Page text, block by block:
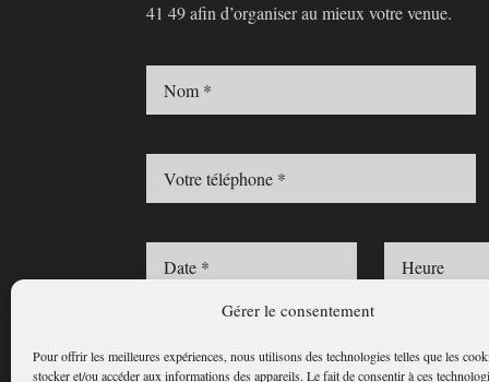
Gérer le consentement
Pour offrir les meilleures expériences, nous utilisons des technologies telles que les
stocker et/ou accéder aux informations des appareils. Le fait de consentir à ces
41 49 afin d’organiser au mieux votre venue.
En cochant cette case, vous confirmez avoir pris